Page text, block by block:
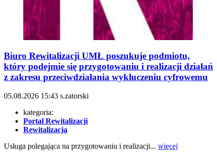
Biuro Rewitalizacji UMŁ poszukuje podmiotu,
który podejmie się przygotowaniu i realizacji działań
z zakresu przeciwdziałania wykluczeniu cyfrowemu
05.08.2026 15:43 s.zatorski
kategoria:
Portal Rewitalizacji
Rewitalizacja
Usługa polegająca na przygotowaniu i realizacji... więcej